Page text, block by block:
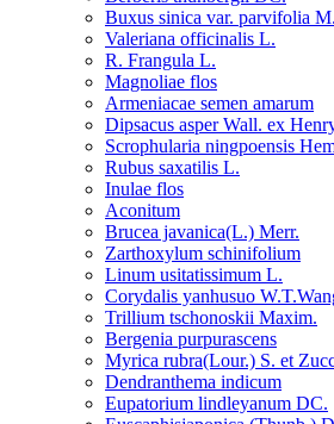
Buxus sinica var. parvifolia
Valeriana officinalis L.
R. Frangula L.
Magnoliae flos
Armeniacae semen amarum
Dipsacus asper Wall. ex
Scrophularia ningpoensis
Rubus saxatilis L.
Inulae flos
Aconitum
Brucea javanica(L.) Merr.
Zarthoxylum schinifolium
Linum usitatissimum L.
Corydalis yanhusuo
Trillium tschonoskii Maxim.
Bergenia purpurascens
Myrica rubra(Lour.) S. et
Dendranthema indicum
Eupatorium lindleyanum DC.